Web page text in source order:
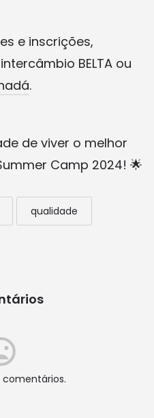
e inscrições,
BELTA ou
.
de viver o melhor
Camp 2024! 🌟
qualidade
comentários.